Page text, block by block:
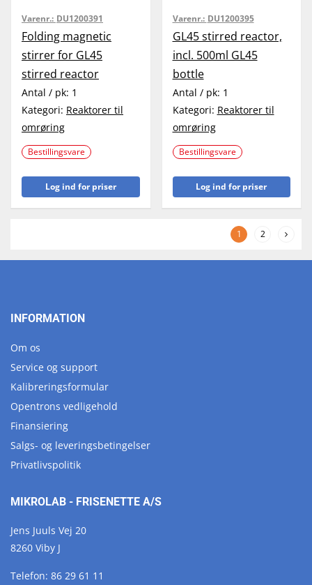
Varenr.: DU1200391
Folding magnetic
stirrer for GL45
stirred reactor
Antal / pk: 1
Kategori: Reaktorer til
omrøring
Bestillingsvare
Log ind for priser
Varenr.: DU1200395
GL45 stirred reactor,
incl. 500ml GL45
bottle
Antal / pk: 1
Kategori: Reaktorer til
omrøring
Bestillingsvare
Log ind for priser
1 2
INFORMATION
Om os
Service og support
Kalibreringsformular
Opentrons vedligehold
Finansiering
Salgs- og leveringsbetingelser
Privatlivspolitik
MIKROLAB - FRISENETTE A/S
Jens Juuls Vej 20
8260 Viby J
Telefon: 86 29 61 11